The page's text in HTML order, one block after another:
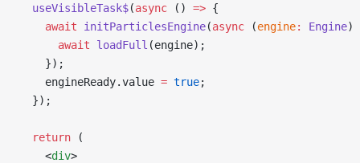
  useVisibleTask$
(async () => {
    await
initParticlesEngine(async (engine: Engine)
      await
loadFull (engine);
    });
    engineReady.value
= true;
  });
  return
(
    <
div>